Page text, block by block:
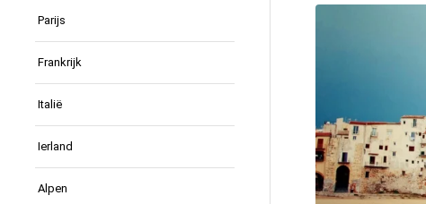
Parijs
Frankrijk
Italië
Ierland
Alpen